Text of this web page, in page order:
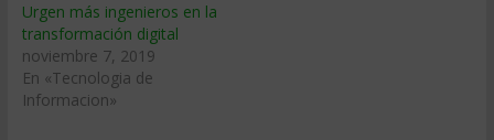
Urgen más ingenieros en la
transformación digital
noviembre 7, 2019
En «Tecnologia de
Informacion»